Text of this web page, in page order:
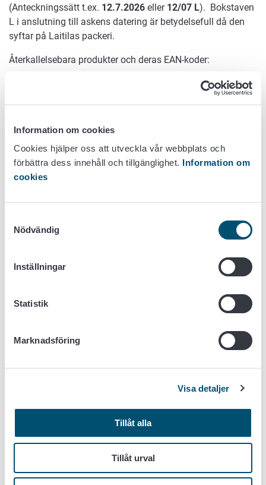
Information om cookies
Cookies hjälper oss att utveckla vår webbplats och
förbättra dess innehåll och tillgänglighet. Information om
cookies
Nödvändig
Inställningar
Statistik
Marknadsföring
Visa detaljer
Tillåt alla
Tillåt urval
(Anteckningssätt t.ex. 12.7.2026 eller 12/07 L). Bokstaven
L i anslutning till askens datering är betydelsefull då den
syftar på Laitilas packeri.
Återkallelsebara produkter och deras EAN-koder:
KotKot Fri M10 580 g, EAN: 4056489454960
KotKot Fri L15 1020g, EAN: 4056489454977
Kotimaista Fri L15 1020g, EAN: 6438460328329
6430017901429
Laitilan Kanatarha Fri M10 580g, EAN:
6430017900309
Laitilan Kanatarha Fri M24 1392g, EAN:
6430017907766
6430017907131
Det finns information om detta samt
SOK
Konsumentkontakter begärs i första hand per e-post, os.
. Munax växel: tel. 02 858 3400, kl. 10-
15.
Ärendet sköts vid Livsmedelsverket av specialexpert Mika
Förnamn.efternamn@ruokavirasto.fi